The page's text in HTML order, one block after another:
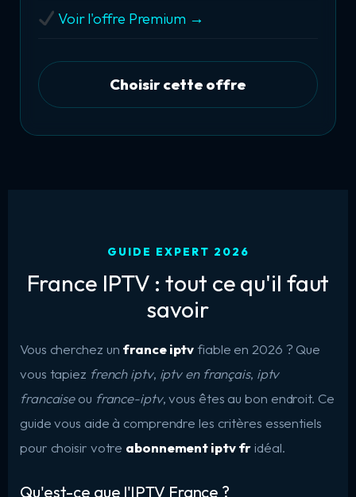
Voir l'offre Premium →
Choisir cette offre
GUIDE EXPERT 2026
France IPTV : tout ce qu'il faut
savoir
Vous cherchez un france iptv fiable en 2026 ? Que
vous tapiez french iptv, iptv en français, iptv
francaiseou france-iptv, vous êtes au bon endroit. Ce
guide vous aide à comprendre les critères essentiels
pour choisir votre abonnement iptv fridéal.
Qu'est-ce que l'IPTV France ?